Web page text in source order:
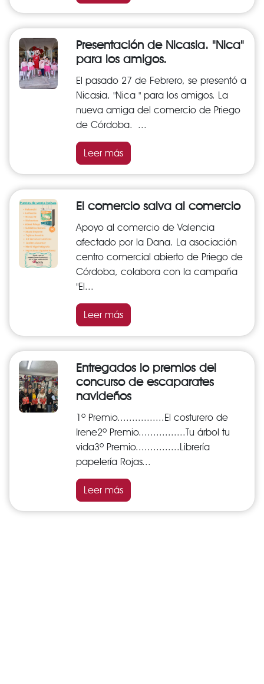
Presentación de Nicasia. "Nica"
para los amigos.
El pasado 27 de Febrero, se presentó a
Nicasia, "Nica " para los amigos. La
nueva amiga del comercio de Priego
de Córdoba. ...
Leer más
El comercio salva al comercio
Apoyo al comercio de Valencia
afectado por la Dana. La asociación
centro comercial abierto de Priego de
Córdoba, colabora con la campaña
"El...
Leer más
Entregados lo premios del
concurso de escaparates
navideños
1º Premio................El costurero de
Irene2º Premio................Tu árbol tu
vida3º Premio...............Librería
papelería Rojas...
Leer más